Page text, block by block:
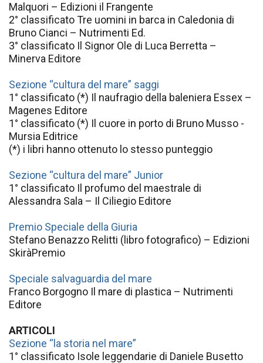
Malquori – Edizioni il Frangente
2° classificato Tre uomini in barca in Caledonia di
Bruno Cianci – Nutrimenti Ed.
3° classificato Il Signor Ole di Luca Berretta –
Minerva Editore
Sezione “cultura del mare” saggi
1° classificato (*) Il naufragio della baleniera Essex –
Magenes Editore
1° classificato (*) Il cuore in porto di Bruno Musso -
Mursia Editrice
(*) i libri hanno ottenuto lo stesso punteggio
Sezione “cultura del mare” Junior
1° classificato Il profumo del maestrale di
Alessandra Sala – Il Ciliegio Editore
Premio Speciale della Giuria
Stefano Benazzo Relitti (libro fotografico) – Edizioni
SkiràPremio
Speciale salvaguardia del mare
Franco Borgogno Il mare di plastica – Nutrimenti
Editore
ARTICOLI
Sezione “la storia nel mare”
1° classificato Isole leggendarie di Daniele Busetto